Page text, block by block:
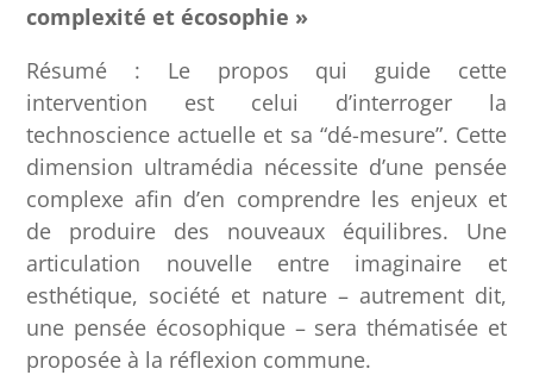
complexité et écosophie »
Résumé : Le propos qui guide cette
intervention est celui d’interroger la
technoscience actuelle et sa “dé-mesure”. Cette
dimension ultramédia nécessite d’une pensée
complexe afin d’en comprendre les enjeux et
de produire des nouveaux équilibres. Une
articulation nouvelle entre imaginaire et
esthétique, société et nature – autrement dit,
une pensée écosophique – sera thématisée et
proposée à la réflexion commune.